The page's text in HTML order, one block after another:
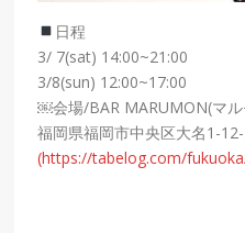
日程
3/ 7(sat) 14:00~21:00
3/8(sun) 12:00~17:00
￼会場/BAR MARUMON(マル
福岡県福岡市中央区大名1-
(https://tabelog.com/